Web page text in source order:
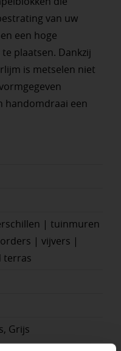
van uw
een hoge
plaatsen. Dankzij
is metselen niet
handomdraai een
| tuinmuren
| vijvers |
terras
Grijs